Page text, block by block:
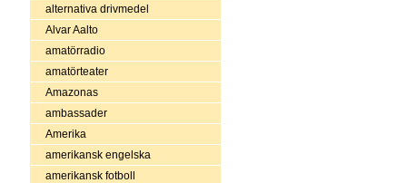
alternativa drivmedel
Alvar Aalto
amatörradio
amatörteater
Amazonas
ambassader
Amerika
amerikansk engelska
amerikansk fotboll